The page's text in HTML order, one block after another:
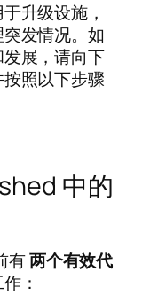
升级设施，
发情况。如
展，请向下
照以下步骤
中的
有两个有效代
：